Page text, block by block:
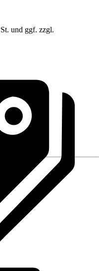
und ggf. zzgl.